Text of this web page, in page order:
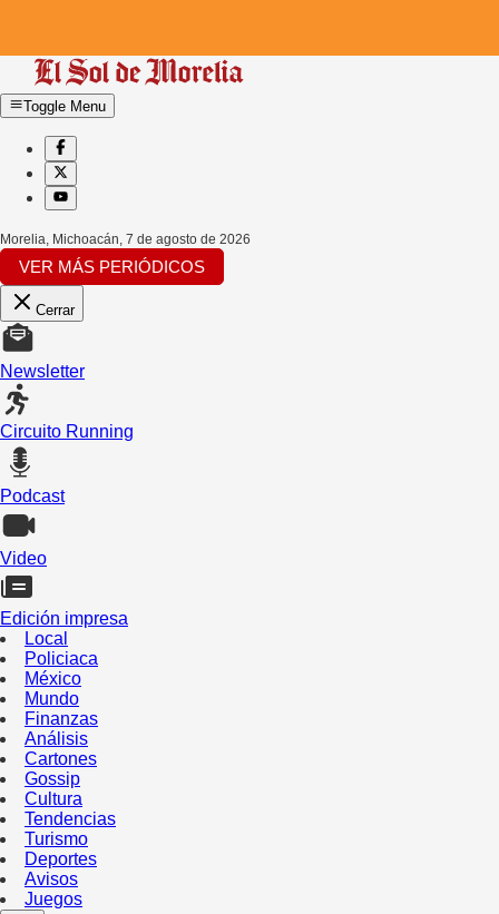
Toggle Menu
Morelia, Michoacán, 7 de agosto de 2026
VER MÁS PERIÓDICOS
Cerrar
Newsletter
Circuito Running
Podcast
Video
Edición impresa
Local
Policiaca
México
Mundo
Finanzas
Análisis
Cartones
Gossip
Cultura
Tendencias
Turismo
Deportes
Avisos
Juegos